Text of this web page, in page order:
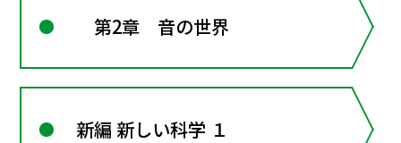
第2章 音の世界
新編 新しい科学 １